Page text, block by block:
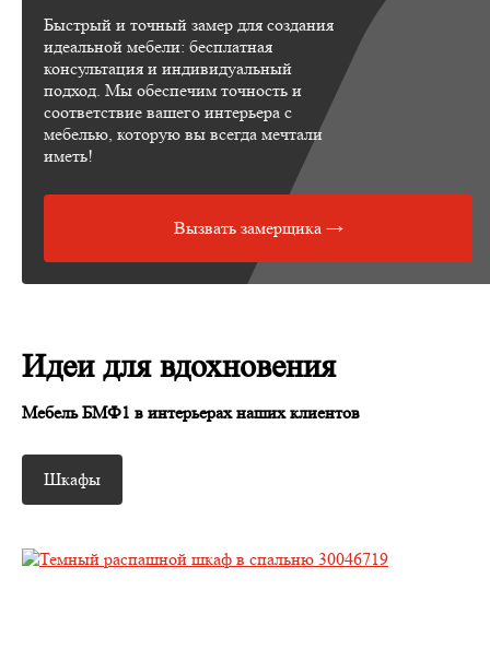
Быстрый и точный замер для создания
идеальной мебели: бесплатная
консультация и индивидуальный
подход. Мы обеспечим точность и
соответствие вашего интерьера с
мебелью, которую вы всегда мечтали
иметь!
Вызвать замерщика →
Идеи для вдохновения
Мебель БМФ1 в интерьерах наших клиентов
Шкафы